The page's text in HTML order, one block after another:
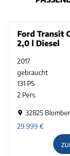
Ford Transit
2,0 l Diesel
2017
gebraucht
131 PS
2 Pers.
32825
29.999 €